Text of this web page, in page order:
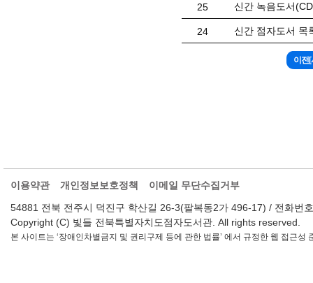
25 신간 녹음도서
24 신간 점자도서 목
이용약관 개인정보보호정책
이메일 무단수집거부
54881 전북 전주시 덕진구 학산길 26-3(팔복동2가 496-17) / 전화
Copyright (C) 빛들 전북특별자치도점자도서관. All rights reserved.
본 사이트는 ‘장애인차별금지 및 권리구제 등에 관한 법률’ 에서 규정한 웹 접근